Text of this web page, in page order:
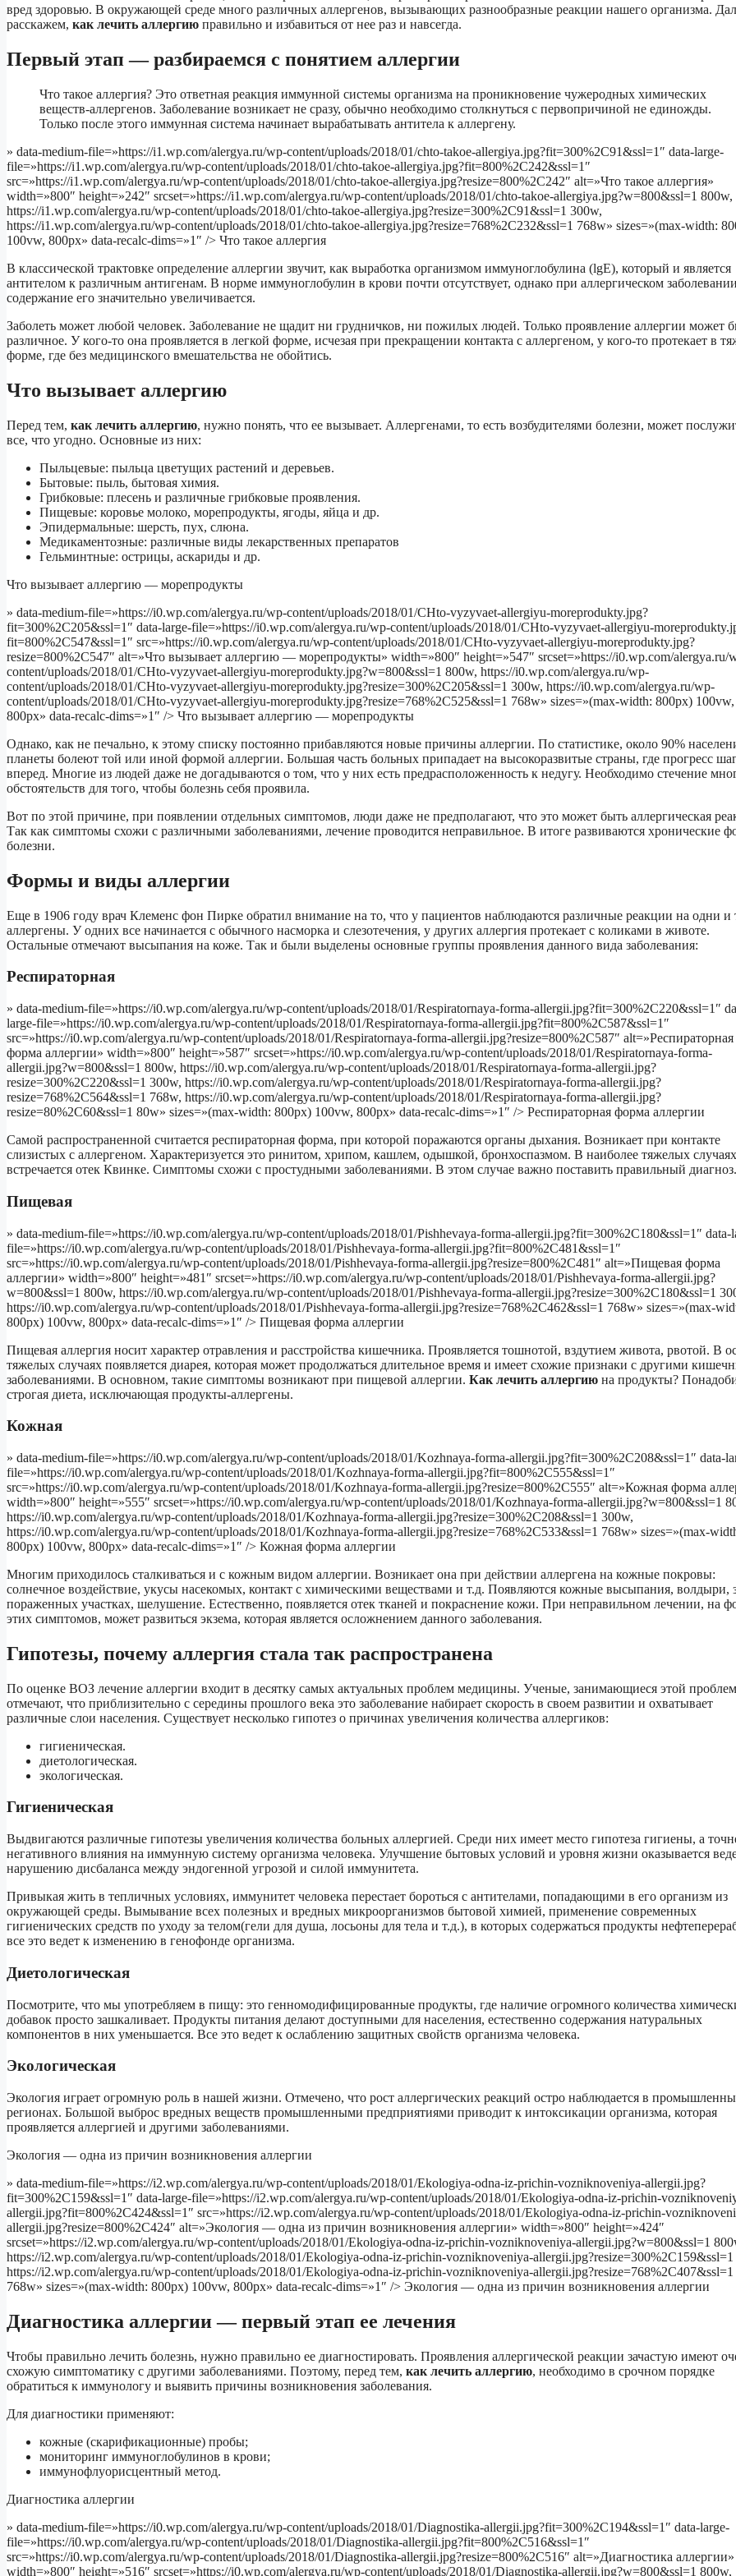
вред здоровью. В окружающей среде много различных аллергенов, вызывающих разнообразные реакции нашего организма.
расскажем, как лечить аллергию правильно и избавиться от нее раз и навсегда.
Первый этап — разбираемся с понятием аллергии
Что такое аллергия? Это ответная реакция иммунной системы организма на проникновение чужеродных химических
веществ-аллергенов. Заболевание возникает не сразу, обычно необходимо столкнуться с первопричиной не единожды.
Только после этого иммунная система начинает вырабатывать антитела к аллергену.
» data-medium-file=»https://i1.wp.com/alergya.ru/wp-content/uploads/2018/01/chto-takoe-allergiya.jpg?fit=300%2C91&ssl=1″ data-large-
file=»https://i1.wp.com/alergya.ru/wp-content/uploads/2018/01/chto-takoe-allergiya.jpg?fit=800%2C242&ssl=1″
src=»https://i1.wp.com/alergya.ru/wp-content/uploads/2018/01/chto-takoe-allergiya.jpg?resize=800%2C242″ alt=»Что такое аллергия»
width=»800″ height=»242″ srcset=»https://i1.wp.com/alergya.ru/wp-content/uploads/2018/01/chto-takoe-allergiya.jpg?w=800&ssl=1 800w,
https://i1.wp.com/alergya.ru/wp-content/uploads/2018/01/chto-takoe-allergiya.jpg?resize=300%2C91&ssl=1 300w,
https://i1.wp.com/alergya.ru/wp-content/uploads/2018/01/chto-takoe-allergiya.jpg?resize=768%2C232&ssl=1 768w» sizes=»(max-width:
100vw, 800px» data-recalc-dims=»1″ /> Что такое аллергия
В классической трактовке определение аллергии звучит, как выработка организмом иммуноглобулина (lgE), который и является
антителом к различным антигенам. В норме иммуноглобулин в крови почти отсутствует, однако при аллергическом заболевании
содержание его значительно увеличивается.
Заболеть может любой человек. Заболевание не щадит ни грудничков, ни пожилых людей. Только проявление аллергии может
различное. У кого-то она проявляется в легкой форме, исчезая при прекращении контакта с аллергеном, у кого-то протекает в
форме, где без медицинского вмешательства не обойтись.
Что вызывает аллергию
Перед тем, как лечить аллергию, нужно понять, что ее вызывает. Аллергенами, то есть возбудителями болезни, может
все, что угодно. Основные из них:
Пыльцевые: пыльца цветущих растений и деревьев.
Бытовые: пыль, бытовая химия.
Грибковые: плесень и различные грибковые проявления.
Пищевые: коровье молоко, морепродукты, ягоды, яйца и др.
Эпидермальные: шерсть, пух, слюна.
Медикаментозные: различные виды лекарственных препаратов
Гельминтные: острицы, аскариды и др.
Что вызывает аллергию — морепродукты
» data-medium-file=»https://i0.wp.com/alergya.ru/wp-content/uploads/2018/01/CHto-vyzyvaet-allergiyu-moreprodukty.jpg?
fit=300%2C205&ssl=1″ data-large-file=»https://i0.wp.com/alergya.ru/wp-content/uploads/2018/01/CHto-vyzyvaet-allergiyu-
fit=800%2C547&ssl=1″ src=»https://i0.wp.com/alergya.ru/wp-content/uploads/2018/01/CHto-vyzyvaet-allergiyu-moreprodukty.jpg?
resize=800%2C547″ alt=»Что вызывает аллергию — морепродукты» width=»800″ height=»547″ srcset=»https://i0.wp.com/alergya.ru/
content/uploads/2018/01/CHto-vyzyvaet-allergiyu-moreprodukty.jpg?w=800&ssl=1 800w, https://i0.wp.com/alergya.ru/wp-
content/uploads/2018/01/CHto-vyzyvaet-allergiyu-moreprodukty.jpg?resize=300%2C205&ssl=1 300w, https://i0.wp.com/alergya.ru/wp-
content/uploads/2018/01/CHto-vyzyvaet-allergiyu-moreprodukty.jpg?resize=768%2C525&ssl=1 768w» sizes=»(max-width: 800px) 100vw,
800px» data-recalc-dims=»1″ /> Что вызывает аллергию — морепродукты
Однако, как не печально, к этому списку постоянно прибавляются новые причины аллергии. По статистике, около 90%
планеты болеют той или иной формой аллергии. Большая часть больных припадает на высокоразвитые страны, где прогресс
вперед. Многие из людей даже не догадываются о том, что у них есть предрасположенность к недугу. Необходимо стечение
обстоятельств для того, чтобы болезнь себя проявила.
Вот по этой причине, при появлении отдельных симптомов, люди даже не предполагают, что это может быть аллергическая
Так как симптомы схожи с различными заболеваниями, лечение проводится неправильное. В итоге развиваются хронические
болезни.
Формы и виды аллергии
Еще в 1906 году врач Клеменс фон Пирке обратил внимание на то, что у пациентов наблюдаются различные реакции на одни и
аллергены. У одних все начинается с обычного насморка и слезотечения, у других аллергия протекает с коликами в животе.
Остальные отмечают высыпания на коже. Так и были выделены основные группы проявления данного вида заболевания:
Респираторная
» data-medium-file=»https://i0.wp.com/alergya.ru/wp-content/uploads/2018/01/Respiratornaya-forma-allergii.jpg?fit=300%2C220&ssl=1″
large-file=»https://i0.wp.com/alergya.ru/wp-content/uploads/2018/01/Respiratornaya-forma-allergii.jpg?fit=800%2C587&ssl=1″
src=»https://i0.wp.com/alergya.ru/wp-content/uploads/2018/01/Respiratornaya-forma-allergii.jpg?resize=800%2C587″ alt=»Респираторная
форма аллергии» width=»800″ height=»587″ srcset=»https://i0.wp.com/alergya.ru/wp-content/uploads/2018/01/Respiratornaya-forma-
allergii.jpg?w=800&ssl=1 800w, https://i0.wp.com/alergya.ru/wp-content/uploads/2018/01/Respiratornaya-forma-allergii.jpg?
resize=300%2C220&ssl=1 300w, https://i0.wp.com/alergya.ru/wp-content/uploads/2018/01/Respiratornaya-forma-allergii.jpg?
resize=768%2C564&ssl=1 768w, https://i0.wp.com/alergya.ru/wp-content/uploads/2018/01/Respiratornaya-forma-allergii.jpg?
resize=80%2C60&ssl=1 80w» sizes=»(max-width: 800px) 100vw, 800px» data-recalc-dims=»1″ /> Респираторная форма аллергии
Самой распространенной считается респираторная форма, при которой поражаются органы дыхания. Возникает при контакте
слизистых с аллергеном. Характеризуется это ринитом, хрипом, кашлем, одышкой, бронхоспазмом. В наиболее тяжелых случаях
встречается отек Квинке. Симптомы схожи с простудными заболеваниями. В этом случае важно поставить правильный диагноз.
Пищевая
» data-medium-file=»https://i0.wp.com/alergya.ru/wp-content/uploads/2018/01/Pishhevaya-forma-allergii.jpg?fit=300%2C180&ssl=1″ data-
file=»https://i0.wp.com/alergya.ru/wp-content/uploads/2018/01/Pishhevaya-forma-allergii.jpg?fit=800%2C481&ssl=1″
src=»https://i0.wp.com/alergya.ru/wp-content/uploads/2018/01/Pishhevaya-forma-allergii.jpg?resize=800%2C481″ alt=»Пищевая форма
аллергии» width=»800″ height=»481″ srcset=»https://i0.wp.com/alergya.ru/wp-content/uploads/2018/01/Pishhevaya-forma-allergii.jpg?
w=800&ssl=1 800w, https://i0.wp.com/alergya.ru/wp-content/uploads/2018/01/Pishhevaya-forma-allergii.jpg?resize=300%2C180&ssl=1
https://i0.wp.com/alergya.ru/wp-content/uploads/2018/01/Pishhevaya-forma-allergii.jpg?resize=768%2C462&ssl=1 768w» sizes=»(max-
800px) 100vw, 800px» data-recalc-dims=»1″ /> Пищевая форма аллергии
Пищевая аллергия носит характер отравления и расстройства кишечника. Проявляется тошнотой, вздутием живота, рвотой. В
тяжелых случаях появляется диарея, которая может продолжаться длительное время и имеет схожие признаки с другими
заболеваниями. В основном, такие симптомы возникают при пищевой аллергии. Как лечить аллергию на продукты?
строгая диета, исключающая продукты-аллергены.
Кожная
» data-medium-file=»https://i0.wp.com/alergya.ru/wp-content/uploads/2018/01/Kozhnaya-forma-allergii.jpg?fit=300%2C208&ssl=1″ data-
file=»https://i0.wp.com/alergya.ru/wp-content/uploads/2018/01/Kozhnaya-forma-allergii.jpg?fit=800%2C555&ssl=1″
src=»https://i0.wp.com/alergya.ru/wp-content/uploads/2018/01/Kozhnaya-forma-allergii.jpg?resize=800%2C555″ alt=»Кожная форма
width=»800″ height=»555″ srcset=»https://i0.wp.com/alergya.ru/wp-content/uploads/2018/01/Kozhnaya-forma-allergii.jpg?w=800&ssl=1
https://i0.wp.com/alergya.ru/wp-content/uploads/2018/01/Kozhnaya-forma-allergii.jpg?resize=300%2C208&ssl=1 300w,
https://i0.wp.com/alergya.ru/wp-content/uploads/2018/01/Kozhnaya-forma-allergii.jpg?resize=768%2C533&ssl=1 768w» sizes=»(max-
800px) 100vw, 800px» data-recalc-dims=»1″ /> Кожная форма аллергии
Многим приходилось сталкиваться и с кожным видом аллергии. Возникает она при действии аллергена на кожные покровы:
солнечное воздействие, укусы насекомых, контакт с химическими веществами и т.д. Появляются кожные высыпания, волдыри,
пораженных участках, шелушение. Естественно, появляется отек тканей и покраснение кожи. При неправильном лечении, на
этих симптомов, может развиться экзема, которая является осложнением данного заболевания.
Гипотезы, почему аллергия стала так распространена
По оценке ВОЗ лечение аллергии входит в десятку самых актуальных проблем медицины. Ученые, занимающиеся этой
отмечают, что приблизительно с середины прошлого века это заболевание набирает скорость в своем развитии и охватывает
различные слои населения. Существует несколько гипотез о причинах увеличения количества аллергиков:
гигиеническая.
диетологическая.
экологическая.
Гигиеническая
Выдвигаются различные гипотезы увеличения количества больных аллергией. Среди них имеет место гипотеза гигиены, а
негативного влияния на иммунную систему организма человека. Улучшение бытовых условий и уровня жизни оказывается
нарушению дисбаланса между эндогенной угрозой и силой иммунитета.
Привыкая жить в тепличных условиях, иммунитет человека перестает бороться с антителами, попадающими в его организм из
окружающей среды. Вымывание всех полезных и вредных микроорганизмов бытовой химией, применение современных
гигиенических средств по уходу за телом(гели для душа, лосьоны для тела и т.д.), в которых содержаться продукты
все это ведет к изменению в генофонде организма.
Диетологическая
Посмотрите, что мы употребляем в пищу: это генномодифицированные продукты, где наличие огромного количества
добавок просто зашкаливает. Продукты питания делают доступными для населения, естественно содержания натуральных
компонентов в них уменьшается. Все это ведет к ослаблению защитных свойств организма человека.
Экологическая
Экология играет огромную роль в нашей жизни. Отмечено, что рост аллергических реакций остро наблюдается в
регионах. Большой выброс вредных веществ промышленными предприятиями приводит к интоксикации организма, которая
проявляется аллергией и другими заболеваниями.
Экология — одна из причин возникновения аллергии
» data-medium-file=»https://i2.wp.com/alergya.ru/wp-content/uploads/2018/01/Ekologiya-odna-iz-prichin-vozniknoveniya-allergii.jpg?
fit=300%2C159&ssl=1″ data-large-file=»https://i2.wp.com/alergya.ru/wp-content/uploads/2018/01/Ekologiya-odna-iz-prichin-
allergii.jpg?fit=800%2C424&ssl=1″ src=»https://i2.wp.com/alergya.ru/wp-content/uploads/2018/01/Ekologiya-odna-iz-prichin-
allergii.jpg?resize=800%2C424″ alt=»Экология — одна из причин возникновения аллергии» width=»800″ height=»424″
srcset=»https://i2.wp.com/alergya.ru/wp-content/uploads/2018/01/Ekologiya-odna-iz-prichin-vozniknoveniya-allergii.jpg?w=800&ssl=1
https://i2.wp.com/alergya.ru/wp-content/uploads/2018/01/Ekologiya-odna-iz-prichin-vozniknoveniya-allergii.jpg?resize=300%2C159&ssl=1
https://i2.wp.com/alergya.ru/wp-content/uploads/2018/01/Ekologiya-odna-iz-prichin-vozniknoveniya-allergii.jpg?resize=768%2C407&ssl=1
768w» sizes=»(max-width: 800px) 100vw, 800px» data-recalc-dims=»1″ /> Экология — одна из причин возникновения аллергии
Диагностика аллергии — первый этап ее лечения
Чтобы правильно лечить болезнь, нужно правильно ее диагностировать. Проявления аллергической реакции зачастую имеют
схожую симптоматику с другими заболеваниями. Поэтому, перед тем, как лечить аллергию, необходимо в срочном порядке
обратиться к иммунологу и выявить причины возникновения заболевания.
Для диагностики применяют:
кожные (скарификационные) пробы;
мониторинг иммуноглобулинов в крови;
иммунофлуорисцентный метод.
Диагностика аллергии
» data-medium-file=»https://i0.wp.com/alergya.ru/wp-content/uploads/2018/01/Diagnostika-allergii.jpg?fit=300%2C194&ssl=1″ data-large-
file=»https://i0.wp.com/alergya.ru/wp-content/uploads/2018/01/Diagnostika-allergii.jpg?fit=800%2C516&ssl=1″
src=»https://i0.wp.com/alergya.ru/wp-content/uploads/2018/01/Diagnostika-allergii.jpg?resize=800%2C516″ alt=»Диагностика аллергии»
width=»800″ height=»516″ srcset=»https://i0.wp.com/alergya.ru/wp-content/uploads/2018/01/Diagnostika-allergii.jpg?w=800&ssl=1 800w,